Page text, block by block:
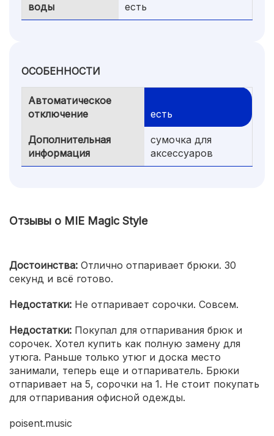
воды
есть
ОСОБЕННОСТИ
Автоматическое
отключение
есть
Дополнительная
информация
сумочка для
аксессуаров
Отзывы о MIE Magic Style
Достоинства: Отлично отпаривает брюки. 30
секунд и всё готово.
Недостатки: Не отпаривает сорочки. Совсем.
Недостатки: Покупал для отпаривания брюк и
сорочек. Хотел купить как полную замену для
утюга. Раньше только утюг и доска место
занимали, теперь еще и отпариватель. Брюки
отпаривает на 5, сорочки на 1. Не стоит покупать
для отпаривания офисной одежды.
poisent.music